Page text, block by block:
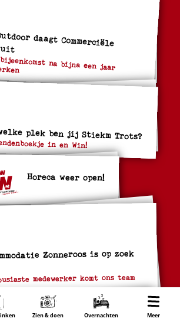
Zien & doen Overnachten Wonen
Meer
daagt Commerciële
uit
na bijna een jaar
plek ben jij Stiekm Trots?
in en Win!
Horeca weer open!
Zonneroos is op zoek
medewerker komt ons team